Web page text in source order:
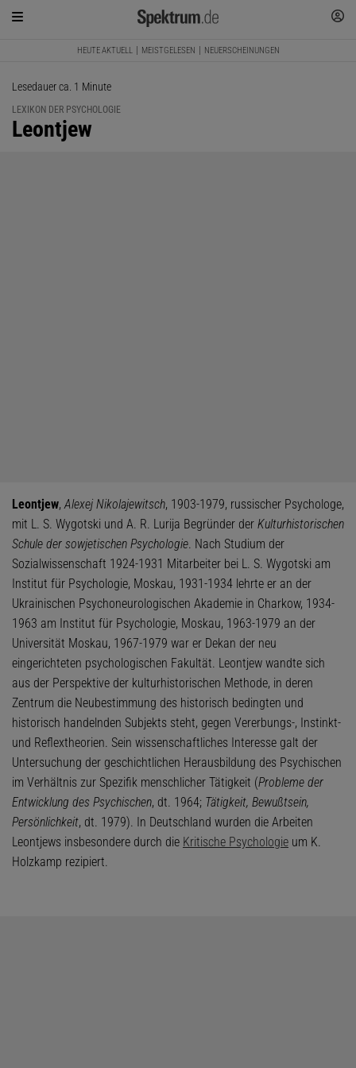
HEUTE AKTUELL MEISTGELESEN NEUERSCHEINUNGEN
Lesedauer ca. 1 Minute
LEXIKON DER PSYCHOLOGIE
:
Leontjew
Leontjew,Alexej Nikolajewitsch, 1903-1979, russischer Psychologe,
mit L. S. Wygotski und A. R. Lurija Begründer der Kulturhistorischen
Schule der sowjetischen Psychologie. Nach Studium der
Sozialwissenschaft 1924-1931 Mitarbeiter bei L. S. Wygotski am
Institut für Psychologie, Moskau, 1931-1934 lehrte er an der
Ukrainischen Psychoneurologischen Akademie in Charkow, 1934-
1963 am Institut für Psychologie, Moskau, 1963-1979 an der
Universität Moskau, 1967-1979 war er Dekan der neu
eingerichteten psychologischen Fakultät. Leontjew wandte sich
aus der Perspektive der kulturhistorischen Methode, in deren
Zentrum die Neubestimmung des historisch bedingten und
historisch handelnden Subjekts steht, gegen Vererbungs-, Instinkt-
und Reflextheorien. Sein wissenschaftliches Interesse galt der
Untersuchung der geschichtlichen Herausbildung des Psychischen
im Verhältnis zur Spezifik menschlicher Tätigkeit (Probleme der
Entwicklung des Psychischen, dt. 1964; Tätigkeit, Bewußtsein,
Persönlichkeit, dt. 1979). In Deutschland wurden die Arbeiten
Leontjews insbesondere durch die Kritische Psychologie um K.
Holzkamp rezipiert.